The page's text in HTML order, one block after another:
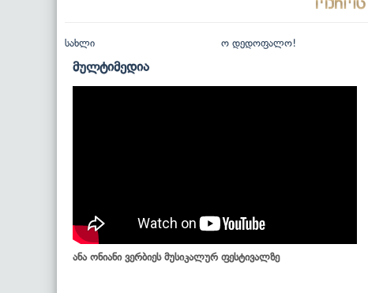
სახლი ო დედოფალო!
მულტიმედია
ანა ონიანი ვერბიეს მუსიკალურ ფესტივალზე